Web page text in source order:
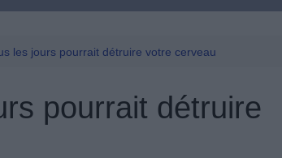
Permis De Conduire
les jours pourrait détruire votre cerveau
pourrait détruire